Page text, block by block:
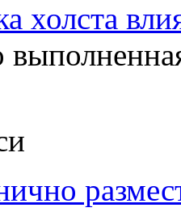
холста